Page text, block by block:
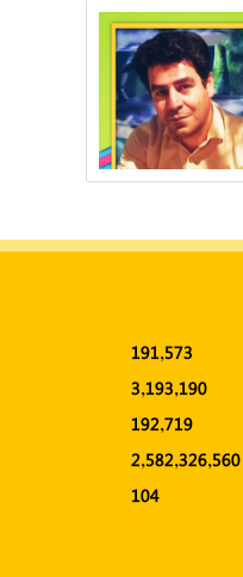
191,573
3,193,190
192,719
2,582,326,560
104